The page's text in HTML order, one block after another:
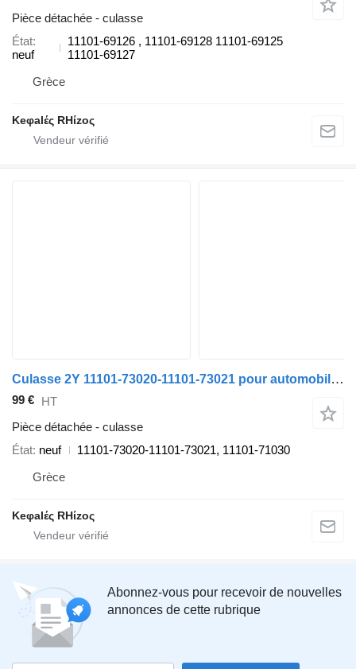
Pièce détachée - culasse
État
neuf
11101-69126 , 11101-69128 11101-69125
11101-69127
Grèce
Keφalές RHίzoς
Culasse 2Y 11101-73020-11101-73021 pour automobile Toyota HILUX, HIACE, TOWNACE, LITEACE, DYNA
99 € HT
Pièce détachée - culasse
État neuf
11101-73020-11101-73021, 11101-71030
Grèce
Keφalές RHίzoς
Abonnez-vous pour recevoir de nouvelles
annonces de cette rubrique